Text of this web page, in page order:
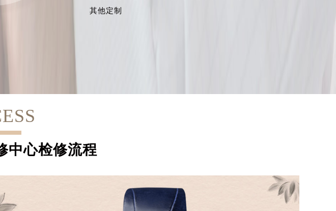
其他定制
中心检修流程